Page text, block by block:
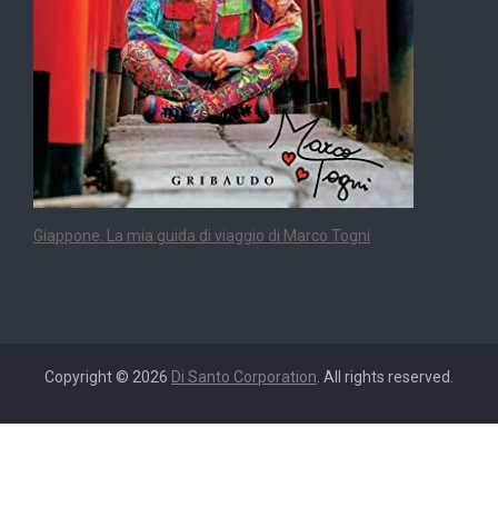
Giappone. La mia guida di viaggio di Marco Togni
Copyright © 2026 Di Santo Corporation . All rights reserved.